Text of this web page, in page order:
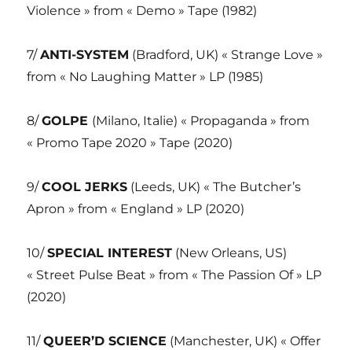
Violence » from « Demo » Tape (1982)
7/ANTI-SYSTEM (Bradford, UK) « Strange Love »
from « No Laughing Matter » LP (1985)
8/GOLPE (Milano, Italie) « Propaganda » from
« Promo Tape 2020 » Tape (2020)
9/COOL JERKS (Leeds, UK) « The Butcher’s
Apron » from « England » LP (2020)
10/SPECIAL INTEREST (New Orleans, US)
« Street Pulse Beat » from « The Passion Of » LP
(2020)
11/QUEER’D SCIENCE (Manchester, UK) « Offer